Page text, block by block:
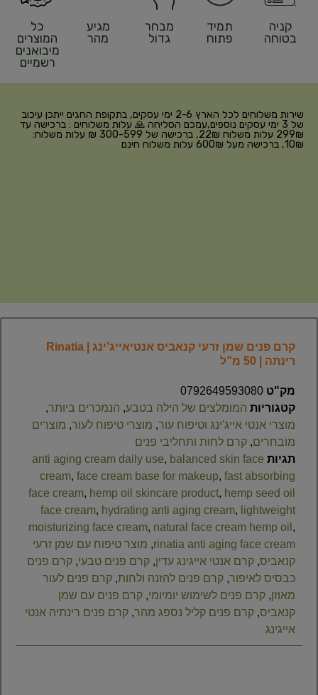
קניה
בטוחה
תמיד
פתוח
מבחר
גדול
מגיע
מהר
כל
המוצרים
מיבואנים
רשמיים
שירות משלוחים לכל הארץ 2-6 ימי עסקים, בתקופת החגים ייתכן עיכוב
של 3 ימי עסקים נוספים,עמכם הסליחה 🙏 עלות משלוחים : ברכישה עד
299₪ עלות משלוח 22₪, ברכישה של 300-599 ₪ עלות משלוח:
10₪, ברכישה מעל 600₪ עלות משלוח חינם
קרם פנים שמן זרעי קנאביס אנטיאייג’ינג | Rinatia
רינתה | 50 מ”ל
מק"ט 0792649593080
קטגוריות המומלצים של הילה בטבע, הנמכרים ביותר,
מוצרי אנטי אייג'ינג וטיפוח עור, מוצרי טיפוח לעור, מוצרים
מובחרים, קרם לחות ותחליבי פנים
תגיות
anti aging cream daily use, balanced skin face
cream, face cream base for makeup, fast absorbing
face cream, hemp oil skincare product, hemp seed oil
face cream, hydrating anti aging cream, lightweight
moisturizing face cream, natural face cream hemp oil ,
rinatia anti aging face cream
, מוצר טיפוח עם שמן זרעי
קנאביס, קרם אנטי אייגינג עדין, קרם פנים טבעי, קרם פנים
כבסיס לאיפור, קרם פנים להזנה ולחות, קרם פנים לעור
מאוזן, קרם פנים לשימוש יומיומי, קרם פנים עם שמן
קנאביס, קרם פנים קליל נספג מהר, קרם פנים רינתיה אנטי
אייגינג